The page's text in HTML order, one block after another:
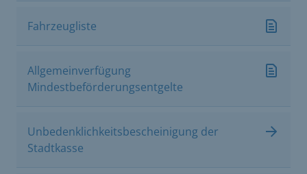
Fahrzeugliste
Allgemeinverfügung
Mindestbeförderungsentgelte
Unbedenklichkeitsbescheinigung der
Stadtkasse